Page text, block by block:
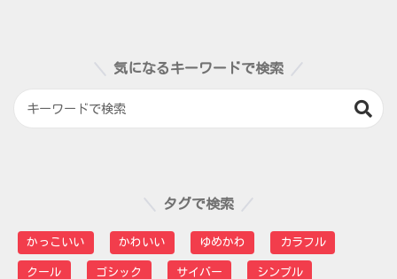
気になるキーワードで検索
タグで検索
かっこいい かわいい ゆめかわ カラフル
クール ゴシック サイバー シンプル